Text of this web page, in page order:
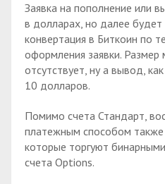
Заявка на пополнение или
в долларах, но далее будет
конвертация в Биткоин по
оформления заявки. Размер
отсутствует, ну а вывод,
10 долларов.
Помимо счета Стандарт,
платежным способом также
которые торгуют
счета Options.